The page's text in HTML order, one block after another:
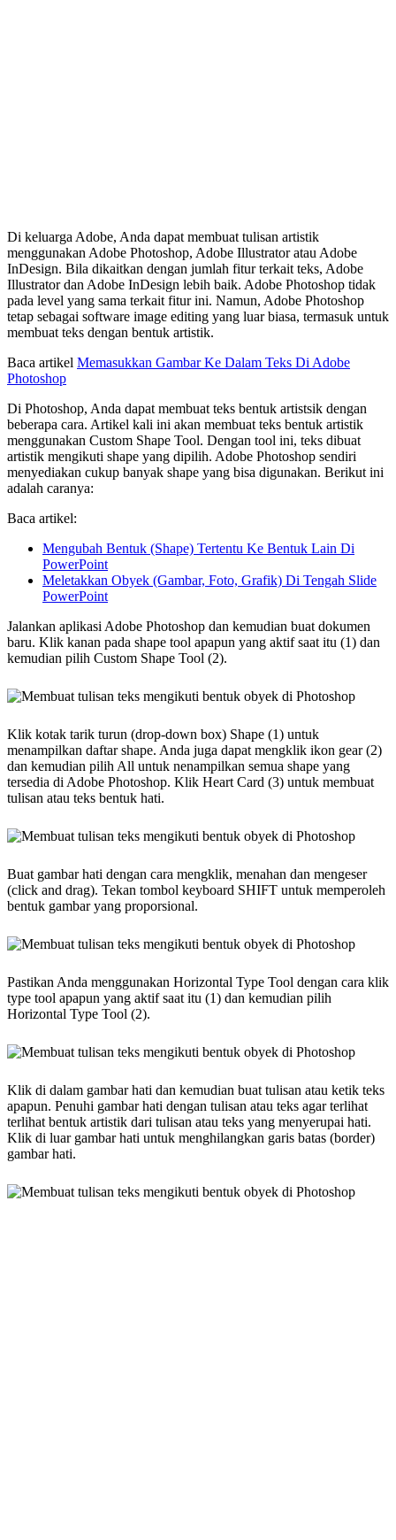
Di keluarga Adobe, Anda dapat membuat tulisan artistik
menggunakan Adobe Photoshop, Adobe Illustrator atau Adobe
InDesign. Bila dikaitkan dengan jumlah fitur terkait teks, Adobe
Illustrator dan Adobe InDesign lebih baik. Adobe Photoshop tidak
pada level yang sama terkait fitur ini. Namun, Adobe Photoshop
tetap sebagai software image editing yang luar biasa, termasuk untuk
membuat teks dengan bentuk artistik.
Baca artikel Memasukkan Gambar Ke Dalam Teks Di Adobe
Photoshop
Di Photoshop, Anda dapat membuat teks bentuk artistsik dengan
beberapa cara. Artikel kali ini akan membuat teks bentuk artistik
menggunakan Custom Shape Tool. Dengan tool ini, teks dibuat
artistik mengikuti shape yang dipilih. Adobe Photoshop sendiri
menyediakan cukup banyak shape yang bisa digunakan. Berikut ini
adalah caranya:
Baca artikel:
Mengubah Bentuk (Shape) Tertentu Ke Bentuk Lain Di
PowerPoint
Meletakkan Obyek (Gambar, Foto, Grafik) Di Tengah Slide
PowerPoint
Jalankan aplikasi Adobe Photoshop dan kemudian buat dokumen
baru. Klik kanan pada shape tool apapun yang aktif saat itu (1) dan
kemudian pilih Custom Shape Tool (2).
Klik kotak tarik turun (drop-down box) Shape (1) untuk
menampilkan daftar shape. Anda juga dapat mengklik ikon gear (2)
dan kemudian pilih All untuk nenampilkan semua shape yang
tersedia di Adobe Photoshop. Klik Heart Card (3) untuk membuat
tulisan atau teks bentuk hati.
Buat gambar hati dengan cara mengklik, menahan dan mengeser
(click and drag). Tekan tombol keyboard SHIFT untuk memperoleh
bentuk gambar yang proporsional.
Pastikan Anda menggunakan Horizontal Type Tool dengan cara klik
type tool apapun yang aktif saat itu (1) dan kemudian pilih
Horizontal Type Tool (2).
Klik di dalam gambar hati dan kemudian buat tulisan atau ketik teks
apapun. Penuhi gambar hati dengan tulisan atau teks agar terlihat
terlihat bentuk artistik dari tulisan atau teks yang menyerupai hati.
Klik di luar gambar hati untuk menghilangkan garis batas (border)
gambar hati.